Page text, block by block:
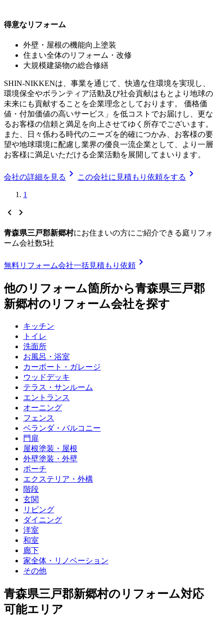
得意なリフォーム
外壁・屋根の機能向上塗装
住まい全体のリフォーム・改修
大規模建築物の総合修繕
SHIN-NIKKENは、事業を通じて、快適な住環境を実現し、
環境保全やボランティア活動及び社会貢献はもとより地球の
未来にも貢献することを企業理念としております。 価格価
値・付加価値の高いサービス」を低コストでお届けし、更な
るお客様の信頼と満足を向上させてゆく所存でございます。
また、日々係わる時代のニーズを的確につかみ、お客様の要
望や地球環境に配慮し業界の優良一流企業として、より一層
お客様に満足いただける企業活動を展開してまいります。
会社の詳細を見る chevron_right この会社に見積もり依頼をする chevron_right
1
chevron_left chevron_right
青森県三戸郡新郷村にお住まいの方にご紹介できる庭リフォ
ーム会社数5社
無料リフォーム会社一括見積もり依頼 chevron_right
他のリフォーム箇所から青森県三戸郡
新郷村のリフォーム会社を探す
キッチン
トイレ
洗面所
お風呂・浴室
カーポート・ガレージ
ウッドデッキ
テラス・サンルーム
エントランス
オーニング
フェンス
ベランダ・バルコニー
門扉
屋根塗装・屋根
外壁塗装・外壁
ポーチ
エクステリア・外構
階段
玄関
リビング
ダイニング
洋室
和室
廊下
家全体・リノベーション
その他
青森県三戸郡新郷村のリフォーム対応
可能エリア